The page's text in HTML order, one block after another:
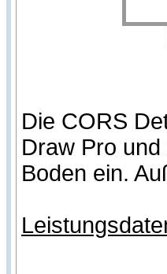
Die CORS
Draw Pro
Boden ein.